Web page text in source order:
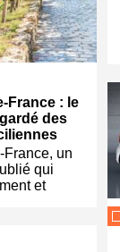
France : le
des
France, un
qui
et